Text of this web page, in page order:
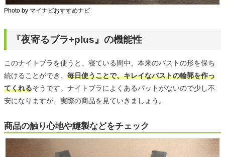
Photo by マイナビおすすめナビ
『夜寄るブラ+plus』の機能性
このナイトブラを使うと、寝ている間中、本来のバストの形を保ち
続けることができ、 毎日使うことで、キレイなバストの輪郭を作っ
てくれるそうです。ナイトブラによくあるパットがないので少し不
安になりますが、実際の商品を見ていきましょう。
商品の触り心地や縫製などをチェック